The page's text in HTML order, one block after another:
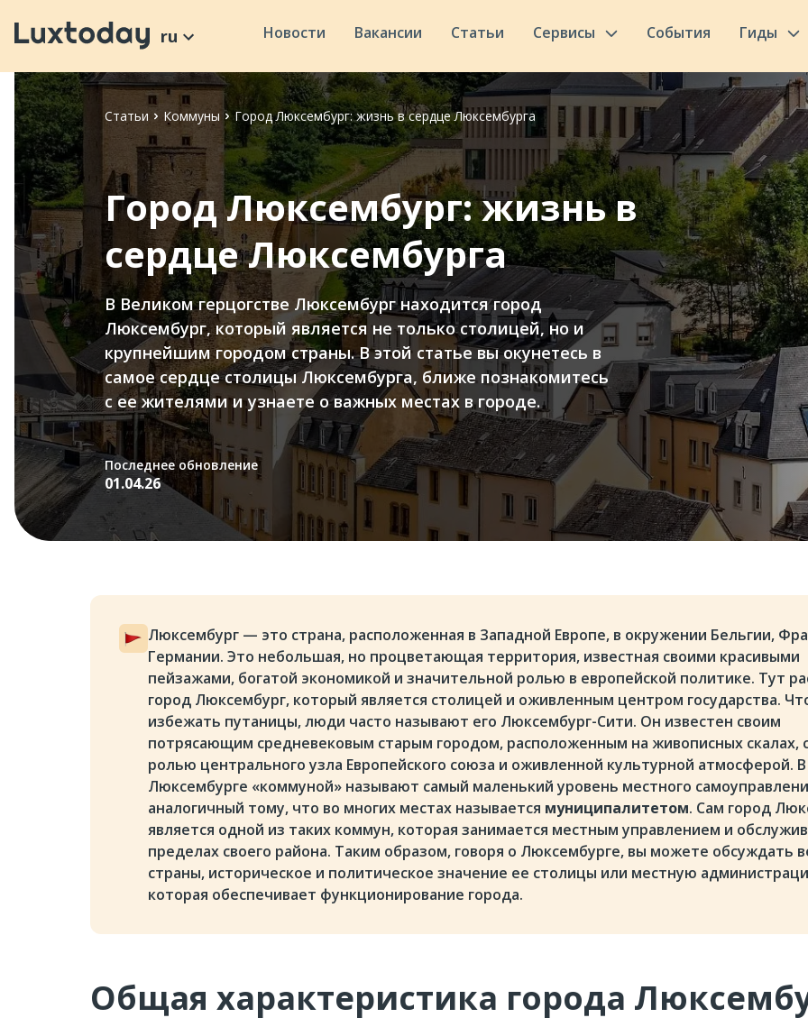
ru Новости Вакансии Статьи Сервисы События Гиды
Статьи Коммуны Город Люксембург: жизнь в сердце Люксембурга
Город Люксембург: жизнь в
сердце Люксембурга
В Великом герцогстве Люксембург находится город
Люксембург, который является не только столицей, но и
крупнейшим городом страны. В этой статье вы окунетесь в
самое сердце столицы Люксембурга, ближе познакомитесь
с ее жителями и узнаете о важных местах в городе.
Последнее обновление
01.04.26
Люксембург — это страна, расположенная в Западной Европе, в окружении Бельгии,
Германии. Это небольшая, но процветающая территория, известная своими красивыми
пейзажами, богатой экономикой и значительной ролью в европейской политике. Тут
город Люксембург, который является столицей и оживленным центром государства.
избежать путаницы, люди часто называют его Люксембург-Сити. Он известен своим
потрясающим средневековым старым городом, расположенным на живописных скалах,
ролью центрального узла Европейского союза и оживленной культурной атмосферой. В
Люксембурге «коммуной» называют самый маленький уровень местного
аналогичный тому, что во многих местах называется муниципалитетом. Сам город
является одной из таких коммун, которая занимается местным управлением и
пределах своего района. Таким образом, говоря о Люксембурге, вы можете обсуждать
страны, историческое и политическое значение ее столицы или местную
которая обеспечивает функционирование города.
Общая характеристика города